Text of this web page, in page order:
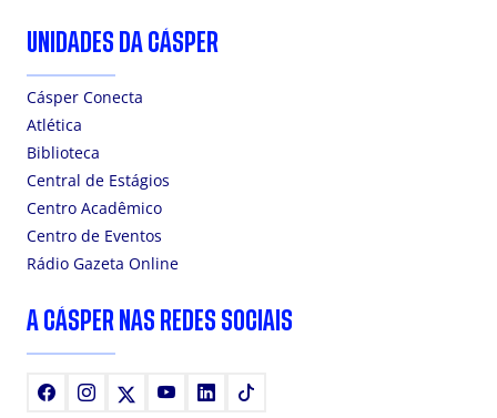
UNIDADES DA CÁSPER
Cásper Conecta
Atlética
Biblioteca
Central de Estágios
Centro Acadêmico
Centro de Eventos
Rádio Gazeta Online
A CÁSPER NAS REDES SOCIAIS
FacebookInstagram YoutubeLinkedIn